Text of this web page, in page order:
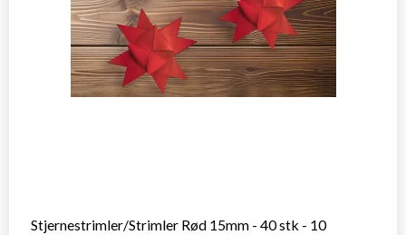
Stjernestrimler/Strimler Rød 15mm - 40 stk - 10